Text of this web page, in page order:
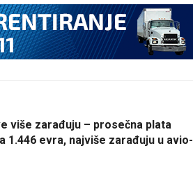
više zarađuju – prosečna plata
1.446 evra, najviše zarađuju u avio-